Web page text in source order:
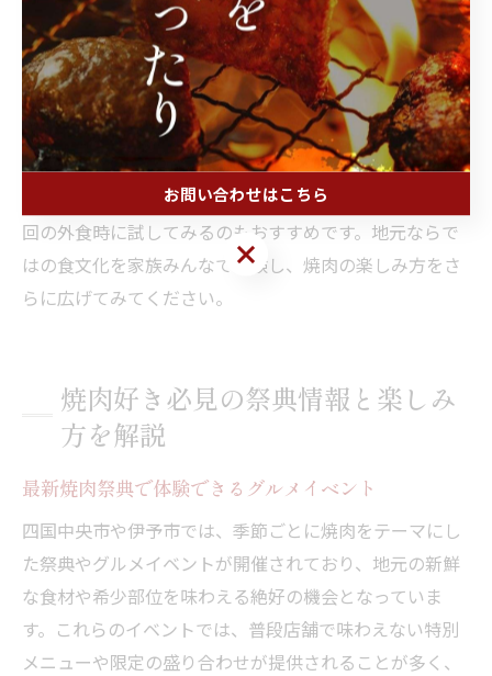
理体験コーナーなどが設けられていることが多く、子ど
もから大人まで幅広い世代が楽しめます。事前にイベン
トの内容や参加方法、混雑状況をチェックし、計画的に
行動することが大切です。人気イベントは早めの予約や
チケット確保が必須となる場合もあります。
また、食イベントで得た新たな味や調理法を、自宅や次
回の外食時に試してみるのもおすすめです。地元ならで
はの食文化を家族みんなで体験し、焼肉の楽しみ方をさ
らに広げてみてください。
焼肉好き必見の祭典情報と楽しみ
方を解説
最新焼肉祭典で体験できるグルメイベント
四国中央市や伊予市では、季節ごとに焼肉をテーマにし
た祭典やグルメイベントが開催されており、地元の新鮮
な食材や希少部位を味わえる絶好の機会となっていま
す。これらのイベントでは、普段店舗で味わえない特別
メニューや限定の盛り合わせが提供されることが多く、
お問い合わせはこちら
お問い合わせはこちら